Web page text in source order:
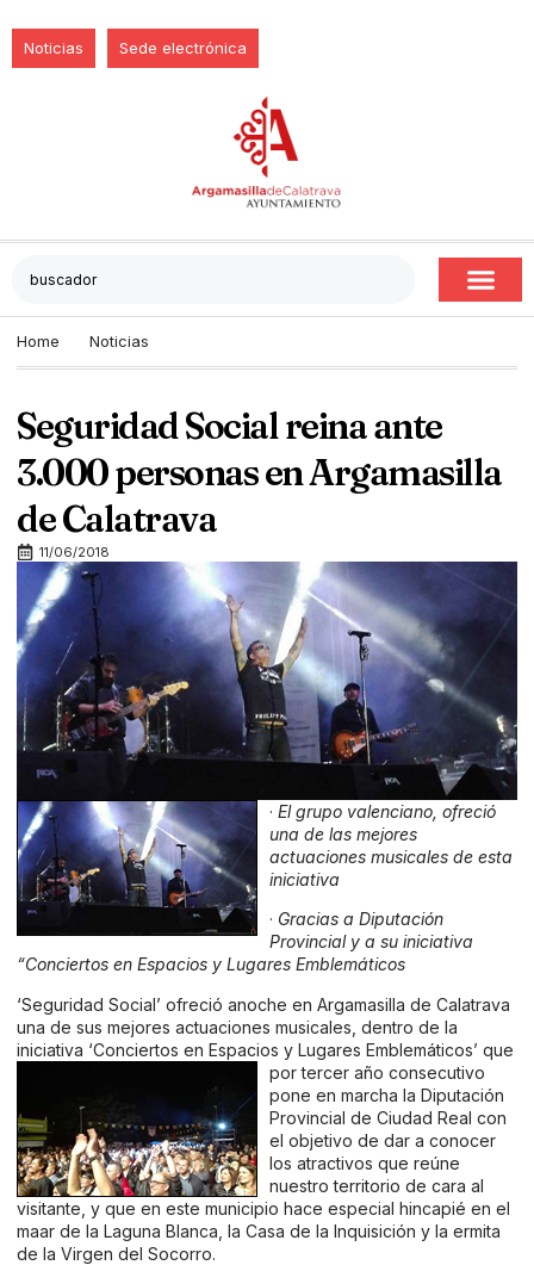
Noticias Sede electrónica
Home Noticias
Seguridad Social reina ante
3.000 personas en Argamasilla
de Calatrava
11/06/2018
· El grupo valenciano, ofreció
una de las mejores
actuaciones musicales de esta
iniciativa
· Gracias a Diputación
Provincial y a su iniciativa
“Conciertos en Espacios y Lugares Emblemáticos
‘Seguridad Social’ ofreció anoche en Argamasilla de Calatrava
una de sus mejores actuaciones musicales, dentro de la
iniciativa ‘Conciertos en Espacios y Lugares Emblemáticos’ que
por tercer año consecutivo
pone en marcha la Diputación
Provincial de Ciudad Real con
el objetivo de dar a conocer
los atractivos que reúne
nuestro territorio de cara al
visitante, y que en este municipio hace especial hincapié en el
maar de la Laguna Blanca, la Casa de la Inquisición y la ermita
de la Virgen del Socorro.